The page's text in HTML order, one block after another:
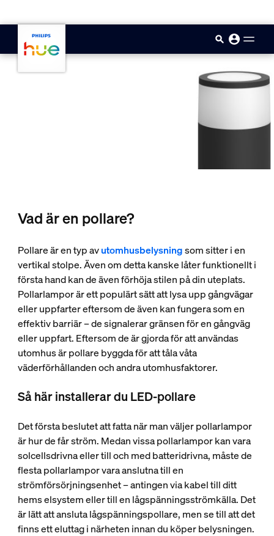
Vad är en pollare?
Pollare är en typ avutomhusbelysningsom sitter i en
vertikal stolpe. Även om detta kanske låter funktionellt i
första hand kan de även förhöja stilen på din uteplats.
Pollarlampor är ett populärt sätt att lysa upp gångvägar
eller uppfarter eftersom de även kan fungera som en
effektiv barriär – de signalerar gränsen för en gångväg
eller uppfart. Eftersom de är gjorda för att användas
utomhus är pollare byggda för att tåla våta
väderförhållanden och andra utomhusfaktorer.
Så här installerar du LED-pollare
Det första beslutet att fatta när man väljer pollarlampor
är hur de får ström. Medan vissa pollarlampor kan vara
solcellsdrivna eller till och med batteridrivna, måste de
flesta pollarlampor vara anslutna till en
strömförsörjningsenhet – antingen via kabel till ditt
hems elsystem eller till en lågspänningsströmkälla. Det
är lätt att ansluta lågspänningspollare, men se till att det
finns ett eluttag i närheten innan du köper belysningen.